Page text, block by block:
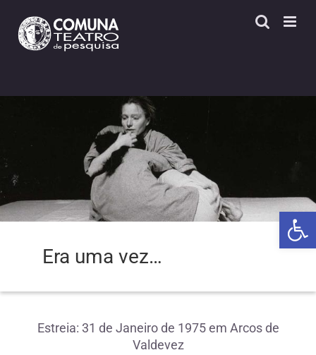
content
Era uma vez…
Estreia: 31 de Janeiro de 1975 em Arcos de
Valdevez